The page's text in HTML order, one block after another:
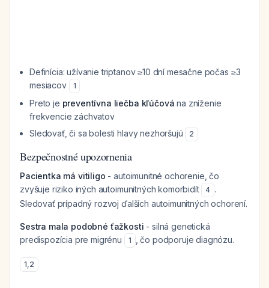
Definícia: užívanie triptanov ≥10 dní mesačne počas ≥3
mesiacov
1
Preto je preventívna liečba kľúčová na zníženie
frekvencie záchvatov
Sledovať, či sa bolesti hlavy nezhoršujú
2
Bezpečnostné upozornenia
Pacientka má vitiligo - autoimunitné ochorenie, čo
zvyšuje riziko iných autoimunitných komorbidít
4 .
Sledovať prípadný rozvoj ďalších autoimunitných ochorení.
Sestra mala podobné ťažkosti - silná genetická
predispozícia pre migrénu
1 , čo podporuje diagnózu.
1,2